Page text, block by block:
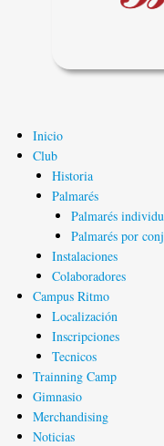
Navegación
principal
Inicio
Club
Historia
Palmarés
Palmarés
Palmarés por
Instalaciones
Colaboradores
Campus Ritmo
Localización
Inscripciones
Tecnicos
Trainning Camp
Gimnasio
Merchandising
Noticias